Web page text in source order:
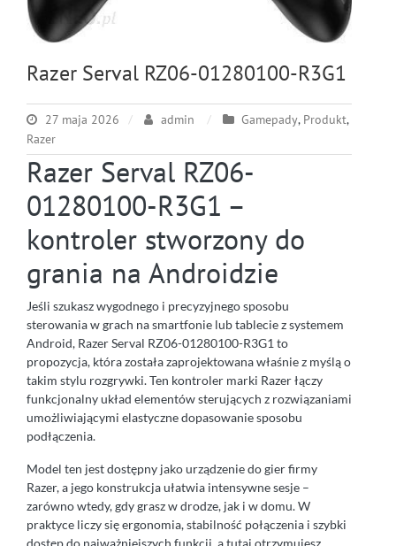
Razer Serval RZ06-01280100-R3G1
27 maja 2026 admin Gamepady, Produkt,
Razer
Razer Serval RZ06-
01280100-R3G1 –
kontroler stworzony do
grania na Androidzie
Jeśli szukasz wygodnego i precyzyjnego sposobu
sterowania w grach na smartfonie lub tablecie z systemem
Android, Razer Serval RZ06-01280100-R3G1 to
propozycja, która została zaprojektowana właśnie z myślą o
takim stylu rozgrywki. Ten kontroler marki Razer łączy
funkcjonalny układ elementów sterujących z rozwiązaniami
umożliwiającymi elastyczne dopasowanie sposobu
podłączenia.
Model ten jest dostępny jako urządzenie do gier firmy
Razer, a jego konstrukcja ułatwia intensywne sesje –
zarówno wtedy, gdy grasz w drodze, jak i w domu. W
praktyce liczy się ergonomia, stabilność połączenia i szybki
dostęp do najważniejszych funkcji, a tutaj otrzymujesz